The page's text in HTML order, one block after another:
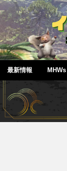
最新情報 MHWs